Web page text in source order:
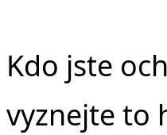
Kdo jste
vyznejte to